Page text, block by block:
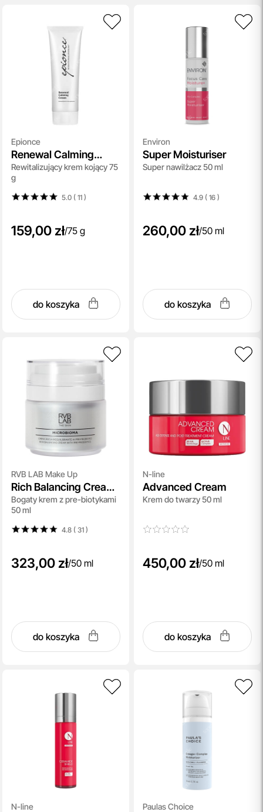
Epionce
Renewal Calming
Cream
Rewitalizujący krem kojący 75
g
5.0 ( 11)
159,00 zł/75 g
do koszyka
Environ
Super Moisturiser
Super nawilżacz 50 ml
4.9 ( 16)
260,00 zł/50 ml
do koszyka
RVB LAB Make Up
Rich Balancing Cream
With Pre-Probiotics
Bogaty krem z pre-biotykami
50 ml
4.8 ( 31)
323,00 zł/50 ml
do koszyka
N-line
Advanced Cream
Krem do twarzy 50 ml
450,00 zł/50 ml
do koszyka
N-line Paulas Choice